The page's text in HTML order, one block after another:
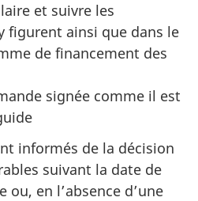
et suivre les
figurent ainsi que dans le
de financement des
signée comme il est
informés de la décision
suivant la date de
en l’absence d’une